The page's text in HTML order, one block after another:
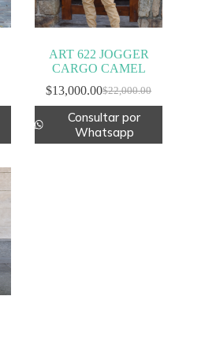
ART 622 JOGGER
CARGO CAMEL
$22,000.00
El
precio
original
era:
$13,000.00El
precio
actual
es:
Consultar por
Whatsapp